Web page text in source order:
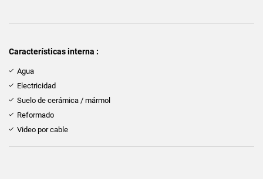
Características interna :
Agua
Electricidad
Suelo de cerámica / mármol
Reformado
Video por cable